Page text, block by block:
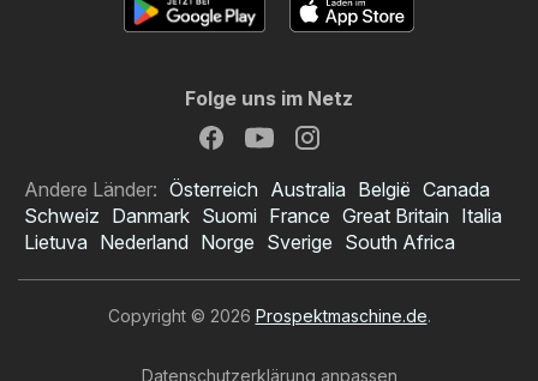
Folge uns im Netz
Andere Länder: Österreich Australia België Canada
Schweiz Danmark Suomi France Great Britain Italia
Lietuva Nederland Norge Sverige South Africa
Copyright © 2026 Prospektmaschine.de.
Datenschutzerklärung anpassen